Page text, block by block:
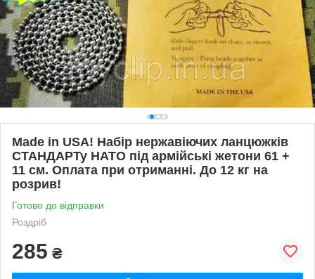
Made in USA! Набір нержавіючих ланцюжків
СТАНДАРТу НАТО під армійські жетони 61 +
11 см. Оплата при отриманні. До 12 кг на
розрив!
Готово до відправки
Роздріб
285 ₴